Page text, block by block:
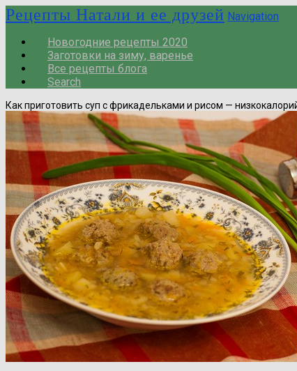
Рецепты Натали и ее друзей Navigation
Новогодние рецепты 2020
Заготовки на зиму, варенье
Все рецепты блога
Search
Как приготовить суп с фрикадельками и рисом —